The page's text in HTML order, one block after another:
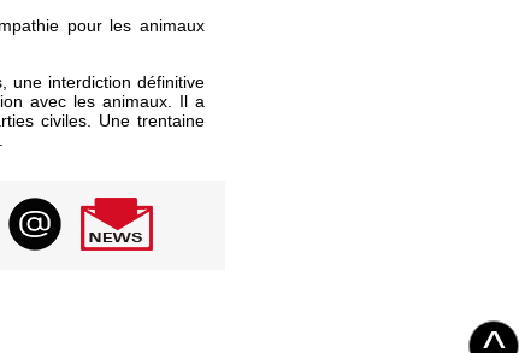
pour les animaux
une interdiction définitive
avec les animaux. Il a
civiles. Une trentaine